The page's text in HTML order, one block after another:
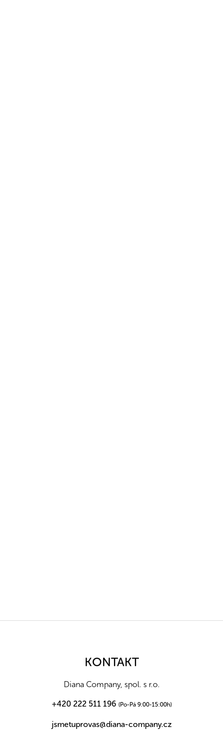
KONTAKT
Diana Company, spol. s r.o.
+420 222 511 196 (Po-Pá 9:00-15:00h)
jsmetuprovas@diana-company.cz